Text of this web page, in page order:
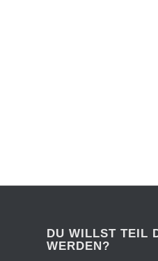
DU WILLST TEIL
WERDEN?